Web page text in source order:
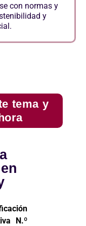
con normas y
y
tema y
N.º